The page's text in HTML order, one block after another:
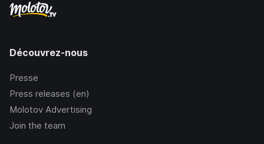
Découvrez-nous
Presse
Press releases (en)
Molotov Advertising
Join the team